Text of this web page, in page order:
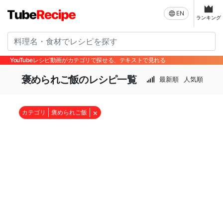
EN
ランキング
YouTubeレシピ動画がカテゴリで探せる、テキストで見れる
褒められご飯のレシピ一覧 最新順 人気順
カテゴリ 褒められご飯 ×